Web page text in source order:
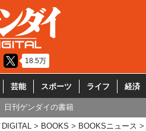
18.5万
芸能 スポーツ ライフ 経済
日刊ゲンダイの書籍
DIGITAL BOOKS BOOKSニュース